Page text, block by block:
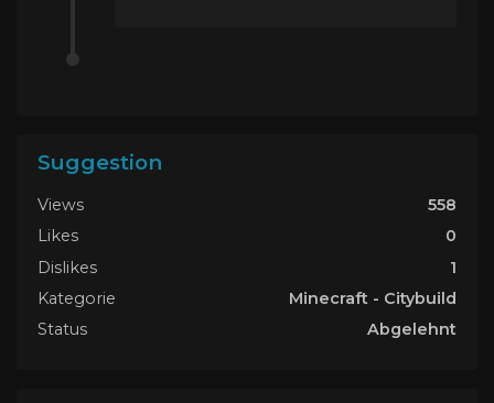
Suggestion
Views
558
Likes
0
Dislikes
1
Kategorie
Minecraft - Citybuild
Status
Abgelehnt